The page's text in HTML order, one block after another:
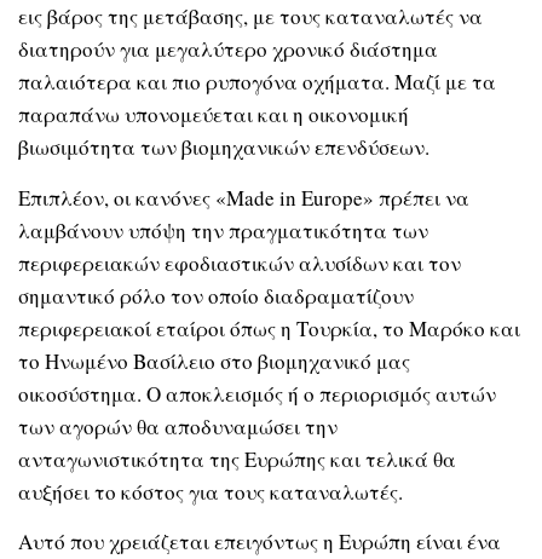
εις βάρος της μετάβασης, με τους καταναλωτές να
διατηρούν για μεγαλύτερο χρονικό διάστημα
παλαιότερα και πιο ρυπογόνα οχήματα. Μαζί με τα
παραπάνω υπονομεύεται και η οικονομική
βιωσιμότητα των βιομηχανικών επενδύσεων.
Επιπλέον, οι κανόνες «Made in Europe» πρέπει να
λαμβάνουν υπόψη την πραγματικότητα των
περιφερειακών εφοδιαστικών αλυσίδων και τον
σημαντικό ρόλο τον οποίο διαδραματίζουν
περιφερειακοί εταίροι όπως η Τουρκία, το Μαρόκο και
το Ηνωμένο Βασίλειο στο βιομηχανικό μας
οικοσύστημα. Ο αποκλεισμός ή ο περιορισμός αυτών
των αγορών θα αποδυναμώσει την
ανταγωνιστικότητα της Ευρώπης και τελικά θα
αυξήσει το κόστος για τους καταναλωτές.
Αυτό που χρειάζεται επειγόντως η Ευρώπη είναι ένα